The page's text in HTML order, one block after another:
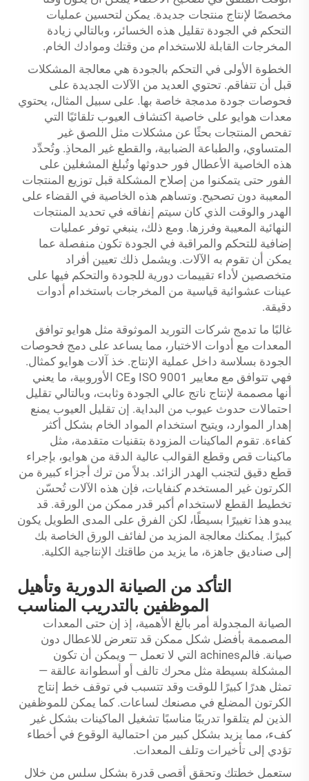
مخصصًا لإنتاج منتجات جديدة. يمكن لتحسين عمليات
التحكم في الجودة تقليل هذه الخسائر، وبالتالي زيادة
المخرجات القابلة للاستخدام من وقتك وموادك الخام.
الخطوة الأولى في التحكم بالجودة هي معالجة المشكلات
قبل أن تتفاقم. تحتوي العديد من الآلات الجديدة على
فحوصات جودة مدمجة خاصة بها. على سبيل المثال، يحتوي
معدات هوايو على خاصية اكتشاف العيوب تلقائيًا التي
تفحص المنتجات بحثًا عن مشكلات مثل اللصق غير
المتساوي، والطباعة الضبابية، والقطع غير المحاذِ. وتُحدِّد
هذه الخاصية الأعطال فور حدوثها وتُبلغ المشغلين على
الفور حتى يتمكنوا من إصلاح المشكلة قبل توزيع المنتجات
المعيبة دون تصحيح. وتساهم هذه الخاصية في القضاء على
الهدر والوقت الذي كان سيتم إنفاقه في تحديد المنتجات
النهائية المعيبة وفرزها. ومع ذلك، ينبغي توفر عمليات
إضافية للتحكم والمراقبة في الجودة تكون منفصلة عما
يمكن أن تقوم به الآلات. ويشمل ذلك تعيين أفراد
متخصصين لأداء تقييمات دورية للجودة والتحكم فيها على
عينات عشوائية قياسية من المخرجات باستخدام أدوات
دقيقة.
غالبًا ما تدمج شركات التوريد الموثوقة مثل هوايو توافق
المعدات مع أدوات الاختبار، مما يساعد على دمج فحوصات
الجودة بسلاسة داخل عملية الإنتاج. خذ آلات هوايو كمثال.
فهي تتوافق مع معايير ISO 9001 وCE الأوروبية، ما يعني
أنها مصممة لإنتاج ناتج عالي الجودة وثابت، وبالتالي تقليل
احتمالات حدوث عيوب من البداية. إن تقليل العيوب يمنع
إهدار الموارد، ويتيح استخدام المواد الخام بشكل أكثر
كفاءة. تقوم الماكينات المزودة بتقنيات متقدمة، مثل
ماكينات قص وقطع القوالب عالية الدقة من هوايو، بإجراء
قطع دقيق لتجنب الهدر الزائد. بدلاً من ترك أجزاء كبيرة من
الكرتون غير المستخدم كنفايات، فإن هذه الآلات تُحسّن
تخطيط القطع لاستخدام أكبر قدر ممكن من الورقة. قد
يبدو هذا تغييرًا بسيطًا، لكن الفرق على المدى الطويل يكون
كبيرًا. يمكنك معالجة المزيد من لفائف الورق الخاصة بك
إلى صناديق جاهزة، ما يزيد من طاقتك الإنتاجية الكلية.
التأكد من الصيانة الدورية وتأهيل
الموظفين بالتدريب المناسب
الصيانة المجدولة أمر بالغ الأهمية، إذ إن حتى المعدات
المصممة بأفضل شكل ممكن قد تتعرض للاعطال دون
صيانة. فالمachines التي لا تعمل — ويمكن أن تكون
المشكلة بسيطة مثل محرك تالف أو أسطوانة عالقة —
تمثل هدرًا كبيرًا للوقت وقد تتسبب في توقف خط إنتاج
الكرتون المضلع في مصنعك لساعات. كما يمكن للموظفين
الذين لم يتلقوا تدريبًا مناسبًا تشغيل الماكينات بشكل غير
كفء، مما يزيد بشكل كبير من احتمالية الوقوع في أخطاء
تؤدي إلى تأخيرات وتلف المعدات.
ستعمل خطتك وتحقق أقصى قدرة بشكل سلس من خلال